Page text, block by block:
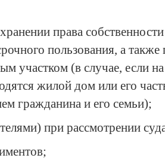
права
пользования, а
участком (в случае, если
жилой дом или его
гражданина и его семьи);
при рассмотрении